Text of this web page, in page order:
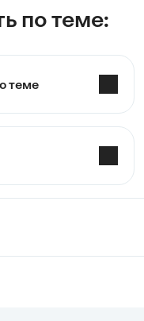
по теме:
теме